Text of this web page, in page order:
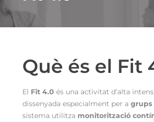
Què és el Fit
El Fit 4.0 és una activitat d’alta
dissenyada especialment per a grups
sistema utilitza monitorització